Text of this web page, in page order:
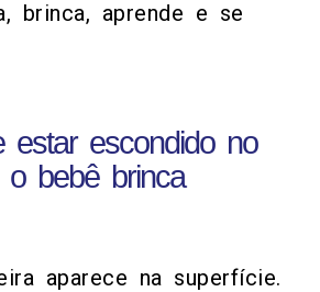
brinca, aprende e se
estar escondido no
bebê brinca
aparece na superfície.